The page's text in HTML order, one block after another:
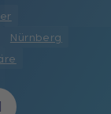
Nürnberg